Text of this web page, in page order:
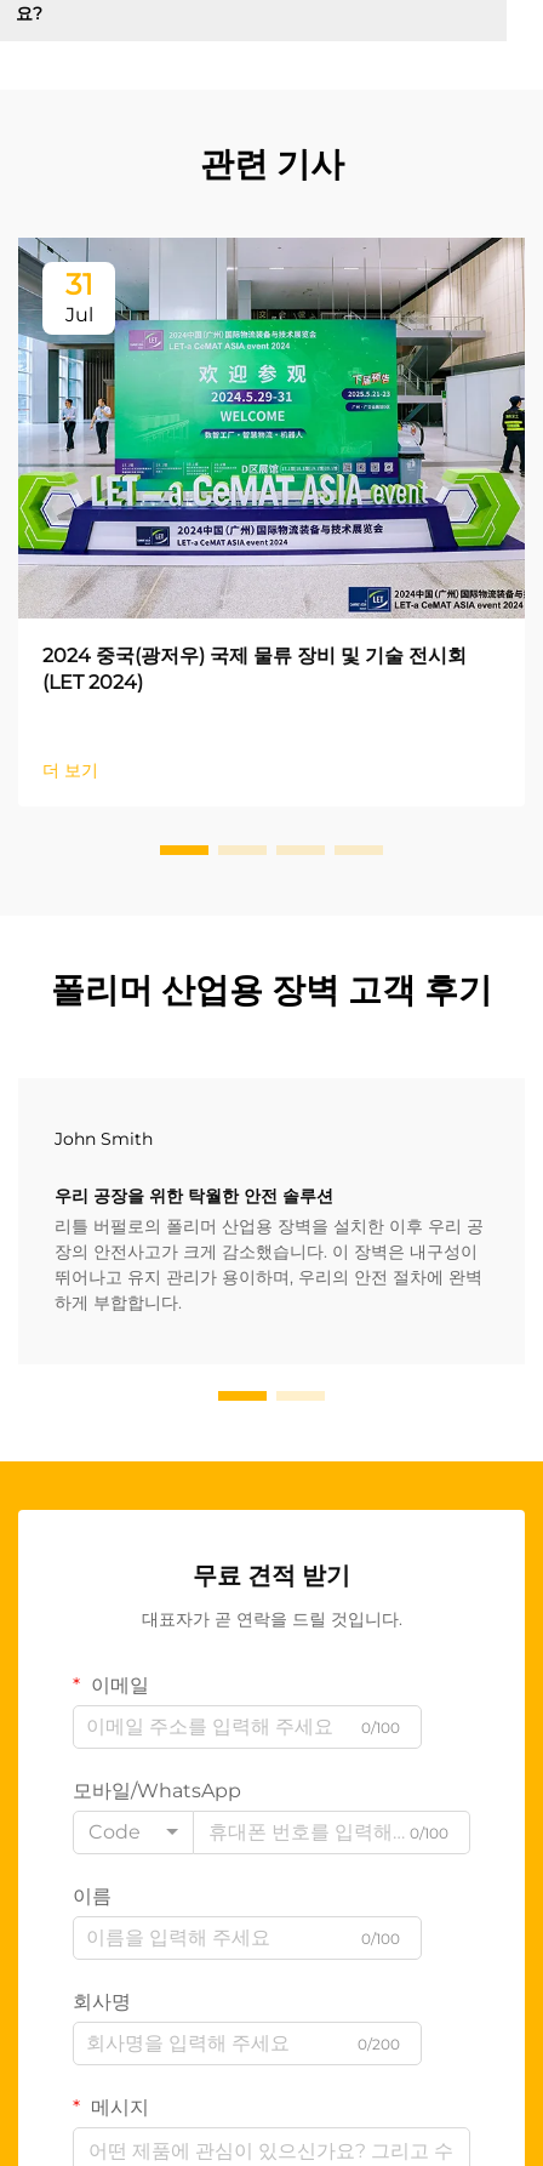
요?
관련 기사
31
Jul
2024 중국(광저우) 국제 물류 장비 및 기술 전시회
(LET 2024)
더 보기
폴리머 산업용 장벽 고객 후기
John Smith
우리 공장을 위한 탁월한 안전 솔루션
리틀 버펄로의 폴리머 산업용 장벽을 설치한 이후 우리 공
장의 안전사고가 크게 감소했습니다. 이 장벽은 내구성이
뛰어나고 유지 관리가 용이하며, 우리의 안전 절차에 완벽
하게 부합합니다.
무료 견적 받기
대표자가 곧 연락을 드릴 것입니다.
이메일
0/100
모바일/WhatsApp
Code
0/100
이름
0/100
회사명
0/200
메시지